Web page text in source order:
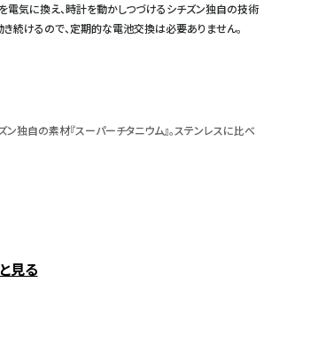
電気に換え、時計を動かしつづけるシチズン独自の技術
続けるので、定期的な電池交換は必要ありません。
独自の素材『スーパーチタニウム』。ステンレスに比べ
ラスが存在していないかのように、時刻をはっきりと読み
見る